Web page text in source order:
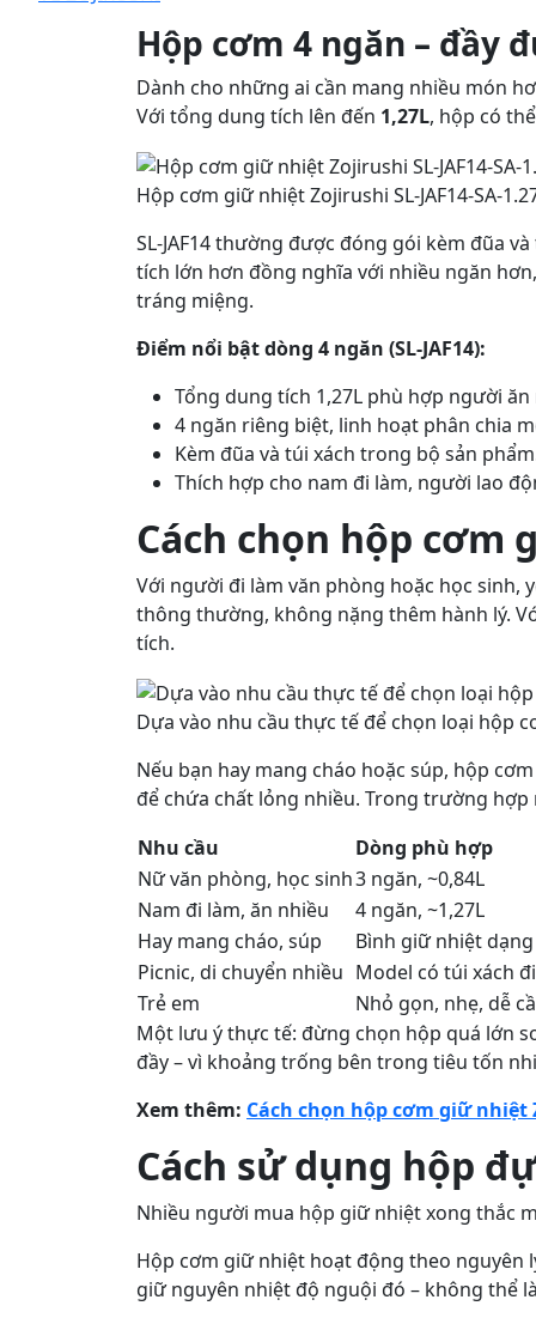
Hộp cơm 4 ngăn – đầy
Dành cho những ai cần mang nhiều món
Với tổng dung tích lên đến 1,27L, hộp có
Hộp cơm giữ nhiệt Zojirushi SL-JAF14-SA-
SL-JAF14 thường được đóng gói kèm đũa
tích lớn hơn đồng nghĩa với nhiều ngăn
tráng miệng.
Điểm nổi bật dòng 4 ngăn (SL-JAF14):
Tổng dung tích 1,27L phù hợp người
4 ngăn riêng biệt, linh hoạt phân chia
Kèm đũa và túi xách trong bộ sản
Thích hợp cho nam đi làm, người lao
Cách chọn hộp
Với người đi làm văn phòng hoặc học
thông thường, không nặng thêm hành lý.
tích.
Dựa vào nhu cầu thực tế để chọn loại hộp
Nếu bạn hay mang cháo hoặc súp, hộp
để chứa chất lỏng nhiều. Trong trường hợp
Nhu cầu
Dòng phù hợp
Nữ văn phòng, học sinh3 ngăn, ~0,84L
Nam đi làm, ăn nhiều
4 ngăn, ~1,27L
Hay mang cháo, súp
Bình giữ nhiệt
Picnic, di chuyển nhiều Model có túi xách
Trẻ em
Nhỏ gọn, nhẹ, dễ
Một lưu ý thực tế: đừng chọn hộp quá lớn
đầy – vì khoảng trống bên trong tiêu tốn
Xem thêm: Cách chọn hộp cơm giữ
Cách sử dụng hộp
Nhiều người mua hộp giữ nhiệt xong thắc
Hộp cơm giữ nhiệt hoạt động theo nguyên
giữ nguyên nhiệt độ nguội đó – không thể